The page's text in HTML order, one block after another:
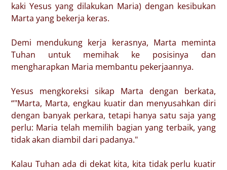
kaki Yesus yang dilakukan Maria) dengan kesibukan
Marta yang bekerja keras.
Demi mendukung kerja kerasnya, Marta meminta
Tuhan untuk memihak ke posisinya dan
mengharapkan Maria membantu pekerjaannya.
Yesus mengkoreksi sikap Marta dengan berkata,
“"Marta, Marta, engkau kuatir dan menyusahkan diri
dengan banyak perkara, tetapi hanya satu saja yang
perlu: Maria telah memilih bagian yang terbaik, yang
tidak akan diambil dari padanya."
Kalau Tuhan ada di dekat kita, kita tidak perlu kuatir